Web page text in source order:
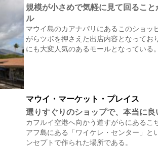
規模が小さめで気軽に見て回るこ
ル
マウイ島のカアナパリにあるこのショッ
がらツボを押さえた出店内容となってお
にも大変人気のあるモールとなっている。
マウイ・マーケット・プレイス
選りすぐりのショップで、本当に
カフルイ空港へ向かう道すがらにあるこ
アフ島にある「ワイケレ・センター」と
ンセプトで作られた場所である。